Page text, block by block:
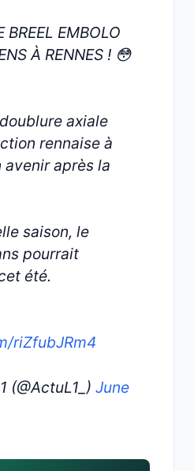
BREEL EMBOLO
À RENNES ! 😳
axiale
rennaise à
après la
saison, le
pourrait
été.
riZfubJRm4
(@ActuL1_) June